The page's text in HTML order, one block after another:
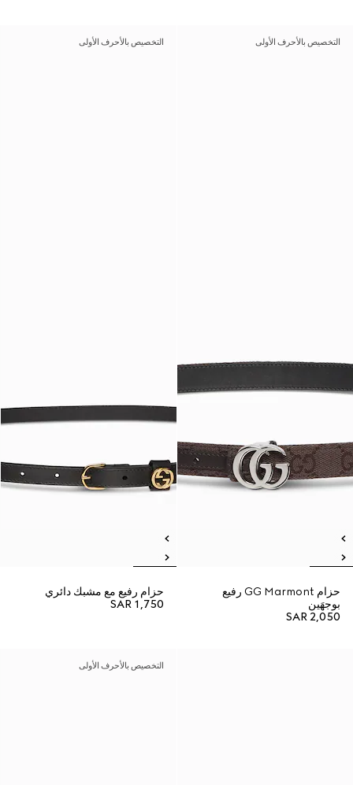
التخصيص بالأحرف الأولى
حزام GG Marmont رفيع
بوجهَين
SAR 2,050
التخصيص بالأحرف الأولى
حزام رفيع مع مشبك دائري
SAR 1,750
التخصيص بالأحرف الأولى